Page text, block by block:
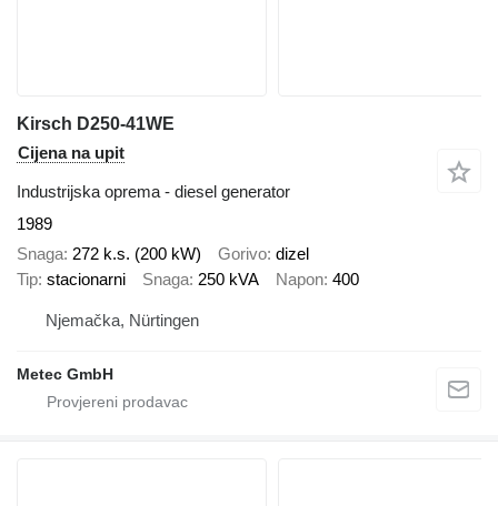
Kirsch D250-41WE
Cijena na upit
Industrijska oprema - diesel generator
1989
Snaga 272 k.s. (200 kW) Gorivo dizel
Tip stacionarni Snaga 250 kVA Napon 400
Njemačka, Nürtingen
Metec GmbH